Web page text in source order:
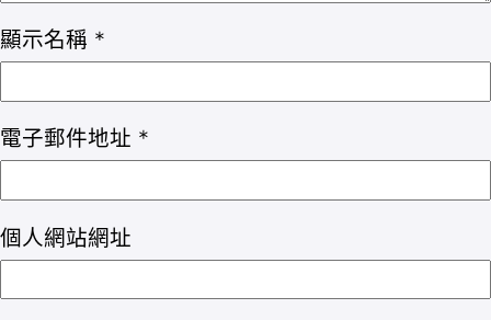
顯示名稱 *
電子郵件地址 *
個人網站網址